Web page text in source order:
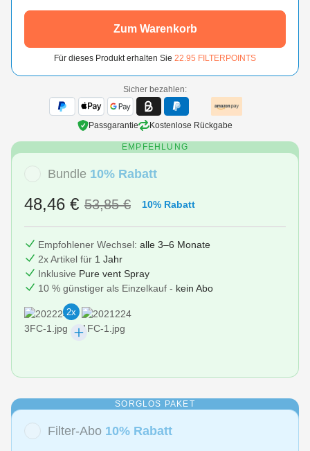
Zum Warenkorb
Für dieses Produkt erhalten Sie 22.95 FILTERPOINTS
Sicher bezahlen:
Passgarantie Kostenlose Rückgabe
EMPFEHLUNG
Bundle 10% Rabatt
48,46 € 53,85 € 10% Rabatt
Empfohlener Wechsel: alle 3–6 Monate
2x Artikel für 1 Jahr
Inklusive Pure vent Spray
10 % günstiger als Einzelkauf - kein Abo
2x
SORGLOS PAKET
Filter-Abo 10% Rabatt